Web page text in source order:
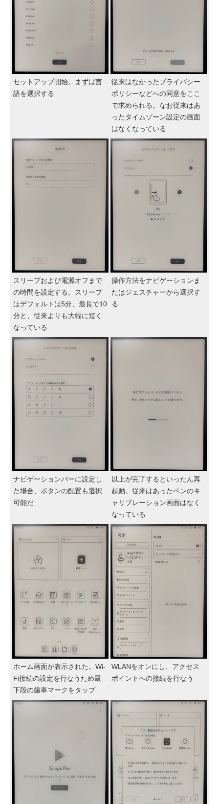
セットアップ開始。まずは言
語を選択する
従来はなかったプライバシー
ポリシーなどへの同意をここ
で求められる。なお従来はあ
ったタイムゾーン設定の画面
はなくなっている
スリープおよび電源オフまで
の時間を設定する。スリープ
はデフォルトは5分、最長で10
分と、従来よりも大幅に短く
なっている
操作方法をナビゲーションま
たはジェスチャーから選択す
る
ナビゲーションバーに設定し
た場合、ボタンの配置も選択
可能だ
以上が完了するといったん再
起動。従来はあったペンのキ
ャリブレーション画面はなく
なっている
ホーム画面が表示された。Wi-
Fi接続の設定を行なうため最
下段の歯車マークをタップ
WLANをオンにし、アクセス
ポイントへの接続を行なう